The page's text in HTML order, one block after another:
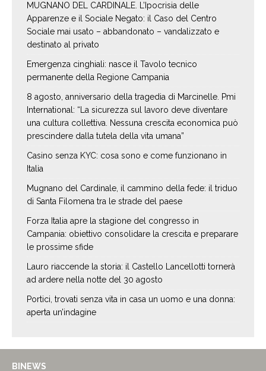
MUGNANO DEL CARDINALE. L’Ipocrisia delle
Apparenze e il Sociale Negato: il Caso del Centro
Sociale mai usato – abbandonato – vandalizzato e
destinato al privato
Emergenza cinghiali: nasce il Tavolo tecnico
permanente della Regione Campania
8 agosto, anniversario della tragedia di Marcinelle. Pmi
International: “La sicurezza sul lavoro deve diventare
una cultura collettiva. Nessuna crescita economica può
prescindere dalla tutela della vita umana”
Casino senza KYC: cosa sono e come funzionano in
Italia
Mugnano del Cardinale, il cammino della fede: il triduo
di Santa Filomena tra le strade del paese
Forza Italia apre la stagione del congresso in
Campania: obiettivo consolidare la crescita e preparare
le prossime sfide
Lauro riaccende la storia: il Castello Lancellotti tornerà
ad ardere nella notte del 30 agosto
Portici, trovati senza vita in casa un uomo e una donna:
aperta un’indagine
BINEWS